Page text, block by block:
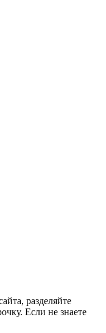
разделяйте
Если не знаете